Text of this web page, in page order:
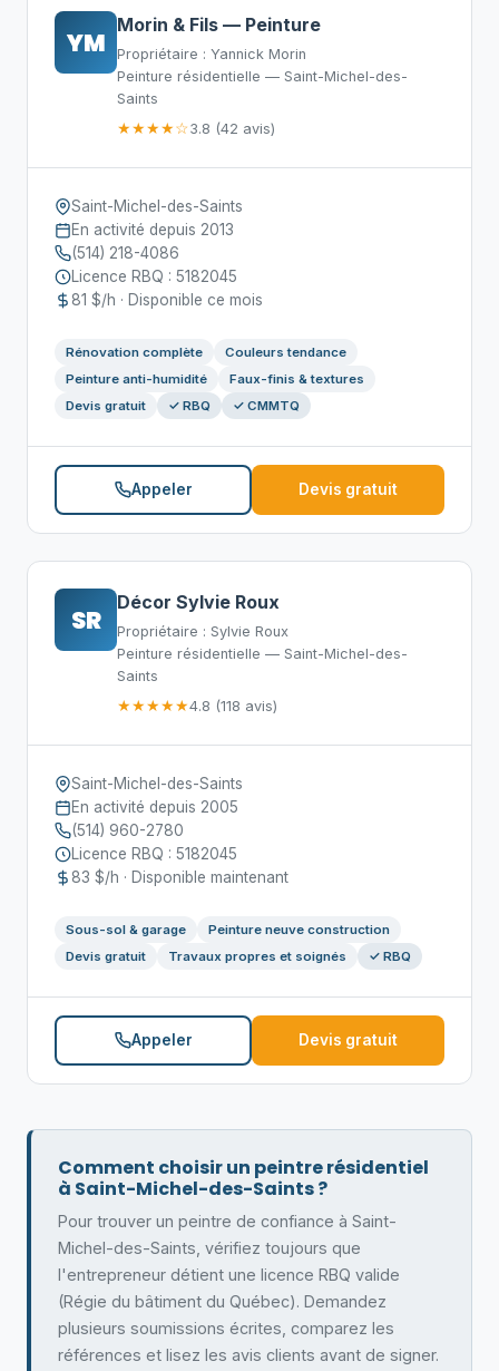
YM
Morin & Fils — Peinture
Propriétaire : Yannick Morin
Peinture résidentielle — Saint-Michel-des-
Saints
★★★★☆3.8 (42 avis)
Saint-Michel-des-Saints
En activité depuis 2013
(514) 218-4086
Licence RBQ : 5182045
81 $/h · Disponible ce mois
Rénovation complète
Couleurs tendance
Peinture anti-humidité
Faux-finis & textures
Devis gratuit
✓ RBQ ✓ CMMTQ
Appeler Devis gratuit
SR
Décor Sylvie Roux
Propriétaire : Sylvie Roux
Peinture résidentielle — Saint-Michel-des-
Saints
★★★★★4.8 (118 avis)
Saint-Michel-des-Saints
En activité depuis 2005
(514) 960-2780
Licence RBQ : 5182045
83 $/h · Disponible maintenant
Sous-sol & garage
Peinture neuve construction
Devis gratuit
Travaux propres et soignés ✓ RBQ
Appeler Devis gratuit
Comment choisir un peintre résidentiel
à Saint-Michel-des-Saints ?
Pour trouver un peintre de confiance à Saint-
Michel-des-Saints, vérifiez toujours que
l'entrepreneur détient une licence RBQ valide
(Régie du bâtiment du Québec). Demandez
plusieurs soumissions écrites, comparez les
références et lisez les avis clients avant de signer.